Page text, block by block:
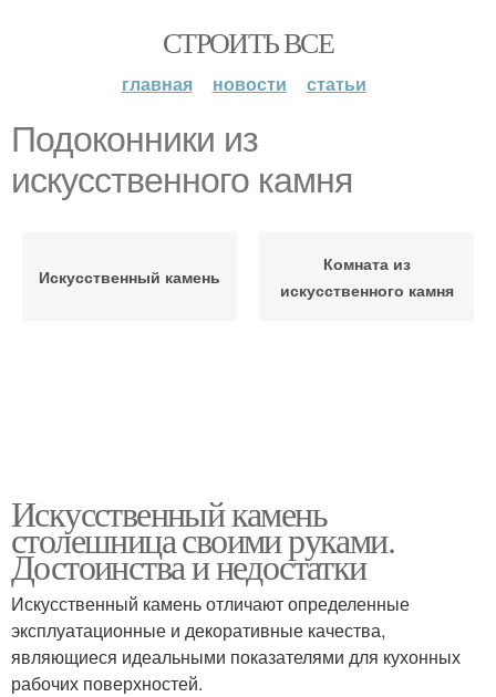
СТРОИТЬ ВСЕ
главная новости статьи
Подоконники из
искусственного камня
Искусственный камень
Комната из
искусственного камня
Искусственный камень
столешница своими руками.
Достоинства и недостатки
Искусственный камень отличают определенные
эксплуатационные и декоративные качества,
являющиеся идеальными показателями для кухонных
рабочих поверхностей.